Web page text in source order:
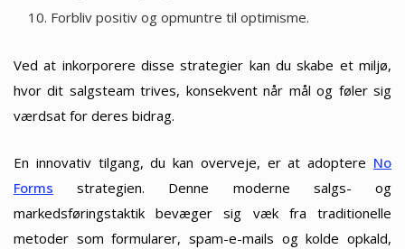
Forbliv positiv og opmuntre til optimisme.
Ved at inkorporere disse strategier kan du skabe et miljø,
hvor dit salgsteam trives, konsekvent når mål og føler sig
værdsat for deres bidrag.
En innovativ tilgang, du kan overveje, er at adoptere No
Forms strategien. Denne moderne salgs- og
markedsføringstaktik bevæger sig væk fra traditionelle
metoder som formularer, spam-e-mails og kolde opkald,